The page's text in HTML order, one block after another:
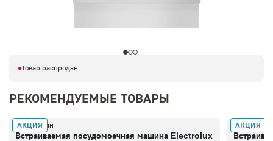
Товар распродан
РЕКОМЕНДУЕМЫЕ ТОВАРЫ
АКЦИЯ
В наличии
Встраиваемая посудомоечная машина Electrolux
АКЦИЯ
В наличии